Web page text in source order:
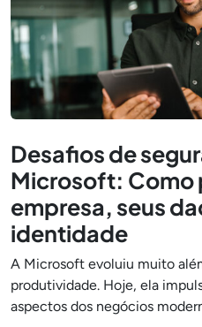
Desafios de
Microsoft: Como
empresa, seus
identidade
A Microsoft evoluiu muito
produtividade. Hoje, ela
aspectos dos negócios